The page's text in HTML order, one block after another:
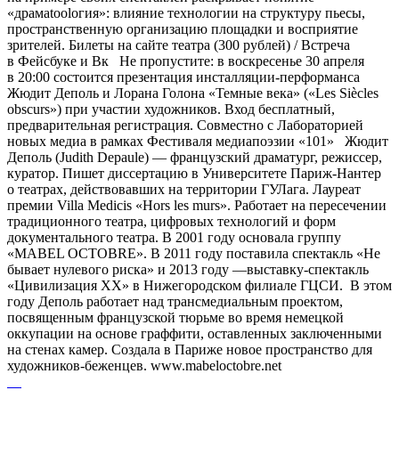
«драмаtoolогия»: влияние технологии на структуру пьесы,
пространственную организацию площадки и восприятие
зрителей. Билеты на сайте театра (300 рублей) / Встреча
в Фейсбуке и Вк Не пропустите: в воскресенье 30 апреля
в 20:00 состоится презентация инсталляции-перформанса
Жюдит Деполь и Лорана Голона «Темные века» («Les Siècles
obscurs») при участии художников. Вход бесплатный,
предварительная регистрация. Совместно с Лабораторией
новых медиа в рамках Фестиваля медиапоэзии «101» Жюдит
Деполь (Judith Depaule) — французский драматург, режиссер,
куратор. Пишет диссертацию в Университете Париж-Нантер
о театрах, действовавших на территории ГУЛага. Лауреат
премии Villa Medicis «Hors les murs». Работает на пересечении
традиционного театра, цифровых технологий и форм
документального театра. В 2001 году основала группу
«MABEL ОCTOBRE». В 2011 году поставила спектакль «Не
бывает нулевого риска» и 2013 году —выставку-спектакль
«Цивилизация ХХ» в Нижегородском филиале ГЦСИ. В этом
году Деполь работает над трансмедиальным проектом,
посвященным французской тюрьме во время немецкой
оккупации на основе граффити, оставленных заключенными
на стенах камер. Создала в Париже новое пространство для
художников-беженцев. www.mabeloctobre.net